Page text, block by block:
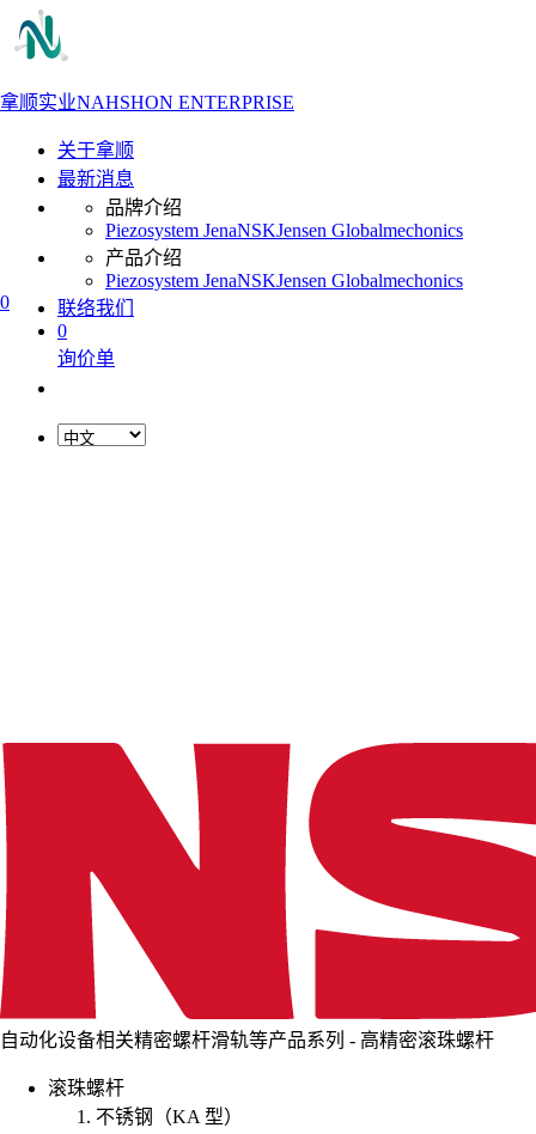
拿顺实业NAHSHON ENTERPRISE
0
关于拿顺
最新消息
品牌介绍
Piezosystem JenaNSKJensen Globalmechonics
产品介绍
Piezosystem JenaNSKJensen Globalmechonics
联络我们
0
询价单
自动化设备相关精密螺杆滑轨等产品系列 - 高精密滚珠螺杆
滚珠螺杆
不锈钢（KA 型）